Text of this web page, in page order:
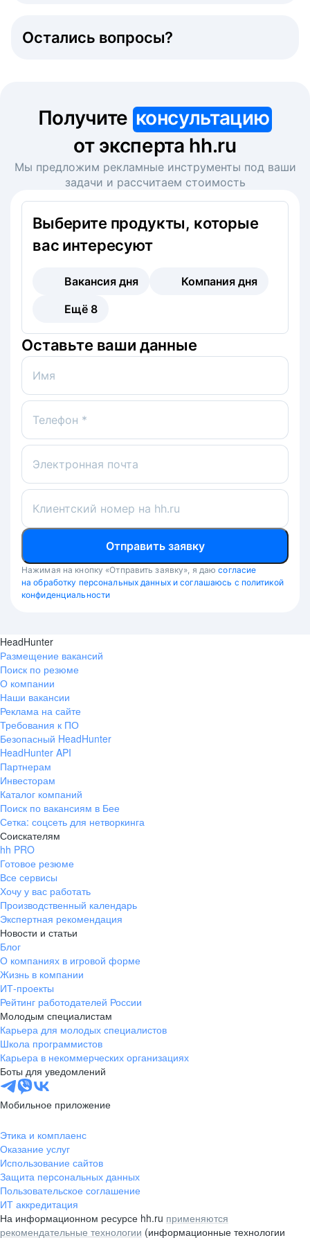
Остались вопросы?
Получите консультацию
от эксперта hh.ru
Мы предложим рекламные инструменты под ваши
задачи и рассчитаем стоимость
Выберите продукты, которые
вас интересуют
Вакансия дня
Компания дня
Ещё 8
Оставьте ваши данные
Имя
Телефон *
Электронная почта
Клиентский номер на hh.ru
Отправить заявку
Нажимая на кнопку «Отправить заявку», я даю согласие
на обработку персональных данных и соглашаюсь с политикой
конфиденциальности
HeadHunter
Размещение вакансий
Поиск по резюме
О компании
Наши вакансии
Реклама на сайте
Требования к ПО
Безопасный HeadHunter
HeadHunter API
Партнерам
Инвесторам
Каталог компаний
Поиск по вакансиям в Бее
Сетка: соцсеть для нетворкинга
Соискателям
hh PRO
Готовое резюме
Все сервисы
Хочу у вас работать
Производственный календарь
Экспертная рекомендация
Новости и статьи
Блог
О компаниях в игровой форме
Жизнь в компании
ИТ-проекты
Рейтинг работодателей России
Молодым специалистам
Карьера для молодых специалистов
Школа программистов
Карьера в некоммерческих организациях
Боты для уведомлений
Мобильное приложение
Этика и комплаенс
Оказание услуг
Использование сайтов
Защита персональных данных
Пользовательское соглашение
ИТ аккредитация
На информационном ресурсе hh.ru применяются
рекомендательные технологии (информационные технологии